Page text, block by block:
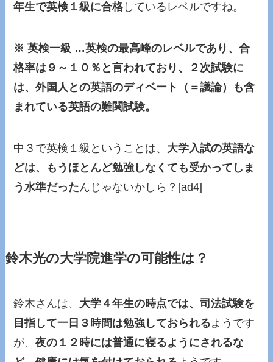
年生で英検１級に合格しているレベルですね。
※ 英検一級 …英検の最高峰のレベルであり、合
格率は９～１０％と言われており、２次試験に
は、外国人との英語のディベート（＝議論）も含
まれている英語の難関試験。
中３で英検１級ということは、 大学入試の英語な
どは、もうほとんど勉強しなくても受かってしま
う水準だったんじゃないかしら？[ad4]
鈴木光の大学院進学の可能性は？
鈴木さんは、 大学４年生の時点では、司法試験を
目指して一日３時間は勉強しておられるようです
が、夜の１２時には普通に寝るようにされるな